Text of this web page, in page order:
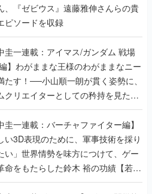
、『ゼビウス』遠藤雅伸さんらの貴
ピソードを収録
圭一連載：アイマス/ガンダム 戦場
】わがままな王様のわがままなニー
たす！──小山順一朗が貫く姿勢に、
クリエイターとしての矜持を見た
のいたり最終回】
圭一連載：バーチャファイター編】
い3D表現のために、軍事技術を採り
い」世界情勢を味方につけて、ゲー
命をもたらした鈴木 裕の功績【若ゲ
り】